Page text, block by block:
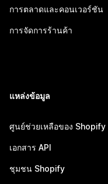
การตลาดและคอนเวอร์ชัน
การจัดการร้านค้า
แหล่งข้อมูล
ศูนย์ช่วยเหลือของ Shopify
เอกสาร API
ชุมชน Shopify